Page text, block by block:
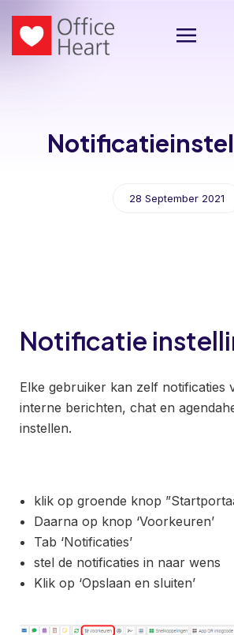
28 September 2021
Notificatie
Elke gebruiker kan zelf notificaties
interne berichten, chat en
instellen.
klik op groende knop
Daarna op knop ‘Voorkeuren’
Tab ‘Notificaties’
stel de notificaties in naar wens
Klik op ‘Opslaan en sluiten’